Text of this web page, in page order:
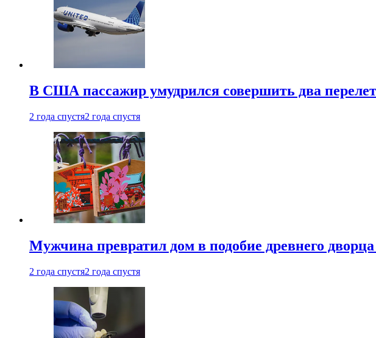
В США пассажир умудрился совершить два
2 года спустя2 года спустя
Мужчина превратил дом в подобие древнего
2 года спустя2 года спустя